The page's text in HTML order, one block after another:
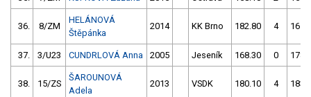
36. 8/ZM
HELÁNOVÁ
Štěpánka
2014 KK Brno 182.80 4
37. 3/U23 CUNDRLOVÁ Anna 2005 Jeseník 168.30 0
38. 15/ZS
ŠAROUNOVÁ
Adela
2013 VSDK 180.10 4